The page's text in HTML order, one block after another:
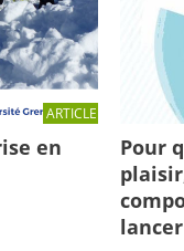
ARTICLE
en
Pour